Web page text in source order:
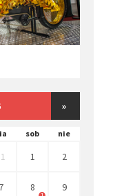
»
sob nie
1 2
7 8 9